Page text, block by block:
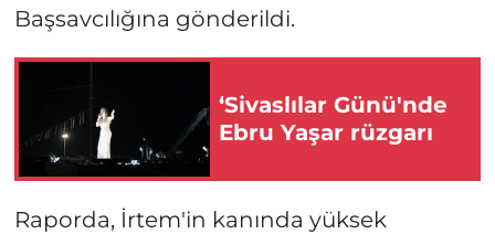
Başsavcılığına gönderildi.
‘Sivaslılar Günü'nde
Ebru Yaşar rüzgarı
Raporda, İrtem'in kanında yüksek